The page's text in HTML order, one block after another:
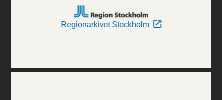
Regionarkivet Stockholm